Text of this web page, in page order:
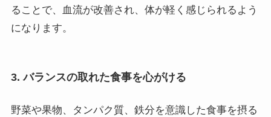
ることで、血流が改善され、体が軽く感じられるよう
になります。
3. バランスの取れた食事を心がける
野菜や果物、タンパク質、鉄分を意識した食事を摂る